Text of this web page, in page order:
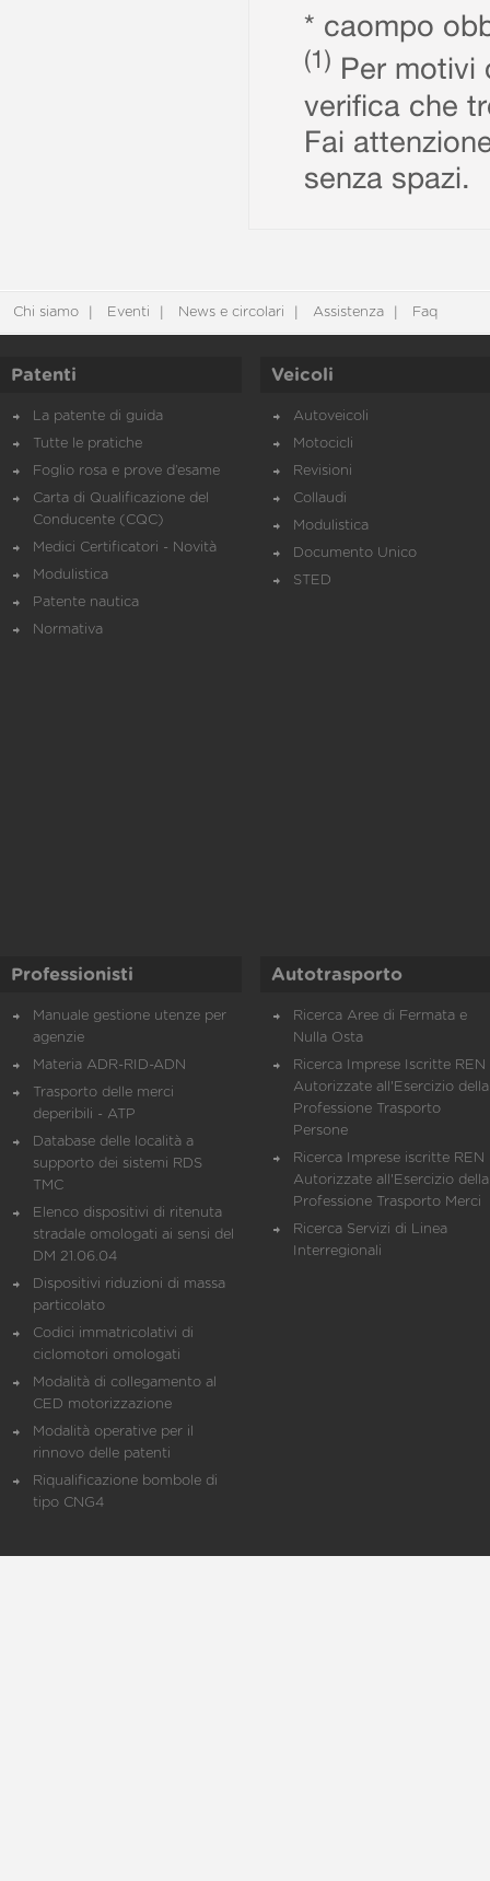
* caompo
(1) Per motivi
verifica che
Fai
senza spazi.
Chi siamo Eventi News e circolari Assistenza Faq
Patenti
La patente di guida
Tutte le pratiche
Foglio rosa e prove d’esame
Carta di Qualificazione del
Conducente (CQC)
Medici Certificatori - Novità
Modulistica
Patente nautica
Normativa
Veicoli
Autoveicoli
Motocicli
Revisioni
Collaudi
Modulistica
Documento Unico
STED
Professionisti
Manuale gestione utenze per
agenzie
Materia ADR-RID-ADN
Trasporto delle merci
deperibili - ATP
Database delle località a
supporto dei sistemi RDS
TMC
Elenco dispositivi di ritenuta
stradale omologati ai sensi del
DM 21.06.04
Dispositivi riduzioni di massa
particolato
Codici immatricolativi di
ciclomotori omologati
Modalità di collegamento al
CED motorizzazione
Modalità operative per il
rinnovo delle patenti
Riqualificazione bombole di
tipo CNG4
Autotrasporto
Ricerca Aree di Fermata e
Nulla Osta
Ricerca Imprese Iscritte REN
Autorizzate all'Esercizio della
Professione Trasporto
Persone
Ricerca Imprese iscritte REN
Autorizzate all'Esercizio della
Professione Trasporto Merci
Ricerca Servizi di Linea
Interregionali